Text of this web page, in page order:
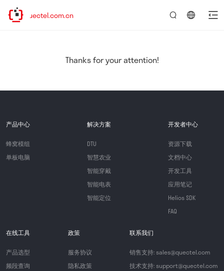
www.quectel.com.cn
Thanks for your attention!
产品中心
蜂窝模组
单板电脑
解决方案
DTU
智慧农业
智能穿戴
智能电表
智能定位
开发者中心
资源下载
文档中心
开发工具
应用笔记
Helios SDK
FAQ
在线工具
产品选型
频段查询
政策
服务协议
隐私政策
联系我们
销售支持: sales@quectel.com
技术支持: support@quectel.com